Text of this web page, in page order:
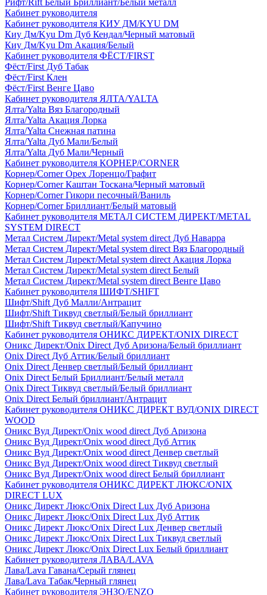
Рифт/Rift Белый Бриллиант/Белый металл
Кабинет руководителя
Кабинет руководителя КИУ ДМ/KYU DM
Киу Дм/Kyu Dm Дуб Кендал/Черный матовый
Киу Дм/Kyu Dm Акация/Белый
Кабинет руководителя ФЁСТ/FIRST
Фёст/First Дуб Табак
Фёст/First Клен
Фёст/First Венге Цаво
Кабинет руководителя ЯЛТА/YALTA
Ялта/Yalta Вяз Благородный
Ялта/Yalta Акация Лорка
Ялта/Yalta Снежная патина
Ялта/Yalta Дуб Мали/Белый
Ялта/Yalta Дуб Мали/Черный
Кабинет руководителя КОРНЕР/CORNER
Корнер/Corner Орех Лоренцо/Графит
Корнер/Corner Каштан Тоскана/Черный матовый
Корнер/Corner Гикори песочный/Ваниль
Корнер/Corner Бриллиант/Белый матовый
Кабинет руководителя МЕТАЛ СИСТЕМ ДИРЕКТ/METAL
SYSTEM DIRECT
Метал Систем Директ/Metal system direct Дуб Наварра
Метал Систем Директ/Metal system direct Вяз Благородный
Метал Систем Директ/Metal system direct Акация Лорка
Метал Систем Директ/Metal system direct Белый
Метал Систем Директ/Metal system direct Венге Цаво
Кабинет руководителя ШИФТ/SHIFT
Шифт/Shift Дуб Малли/Антрацит
Шифт/Shift Тиквуд светлый/Белый бриллиант
Шифт/Shift Тиквуд светлый/Капучино
Кабинет руководителя ОНИКС ДИРЕКТ/ONIX DIRECT
Оникс Директ/Onix Direct Дуб Аризона/Белый бриллиант
Onix Direct Дуб Аттик/Белый бриллиант
Onix Direct Денвер светлый/Белый бриллиант
Onix Direct Белый Бриллиант/Белый металл
Onix Direct Тиквуд светлый/Белый бриллиант
Onix Direct Белый бриллиант/Антрацит
Кабинет руководителя ОНИКС ДИРЕКТ ВУД/ONIX DIRECT
WOOD
Оникс Вуд Директ/Onix wood direct Дуб Аризона
Оникс Вуд Директ/Onix wood direct Дуб Аттик
Оникс Вуд Директ/Onix wood direct Денвер светлый
Оникс Вуд Директ/Onix wood direct Тиквуд светлый
Оникс Вуд Директ/Onix wood direct Белый бриллиант
Кабинет руководителя ОНИКС ДИРЕКТ ЛЮКС/ONIX
DIRECT LUX
Оникс Директ Люкс/Onix Direct Lux Дуб Аризона
Оникс Директ Люкс/Onix Direct Lux Дуб Аттик
Оникс Директ Люкс/Onix Direct Lux Денвер светлый
Оникс Директ Люкс/Onix Direct Lux Тиквуд светлый
Оникс Директ Люкс/Onix Direct Lux Белый бриллиант
Кабинет руководителя ЛАВА/LAVA
Лава/Lava Гавана/Серый глянец
Лава/Lava Табак/Черный глянец
Кабинет руководителя ЭНЗО/ENZO